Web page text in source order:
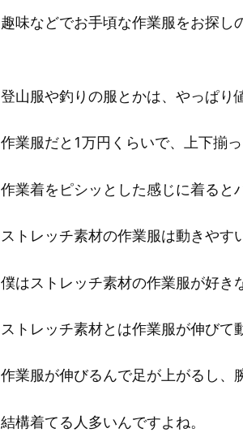
趣味などでお手頃な作業服をお探し
登山服や釣りの服とかは、やっぱり
作業服だと1万円くらいで、上下揃
作業着をピシッとした感じに着ると
ストレッチ素材の作業服は動きやす
僕はストレッチ素材の作業服が好き
ストレッチ素材とは作業服が伸びて
作業服が伸びるんで足が上がるし、
結構着てる人多いんですよね。